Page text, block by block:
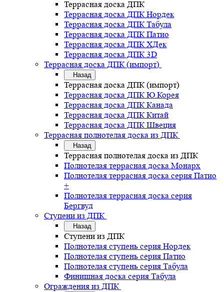
Террасная доска ДПК
Террасная доска ДПК Нордек
Террасная доска ДПК Табула
Террасная доска ДПК Патио
Террасная доска ДПК ХДек
Террасная доска ДПК 3D
Террасная доска ДПК (импорт)
Назад
Террасная доска ДПК (импорт)
Террасная доска ДПК Ю.Корея
Террасная доска ДПК Канада
Террасная доска ДПК Китай
Террасная доска ДПК Швеция
Террасная полнотелая доска из ДПК
Назад
Террасная полнотелая доска из ДПК
Полнотелая террасная доска Монарх
Полнотелая террасная доска серия Патио
+
Полнотелая террасная доска серия
Бергвуд
Ступени из ДПК
Назад
Ступени из ДПК
Полнотелая ступень серия Нордек
Полнотелая ступень серия Патио
Полнотелая ступень серия Табула
Финишная доска серия Табула
Ограждения из ДПК